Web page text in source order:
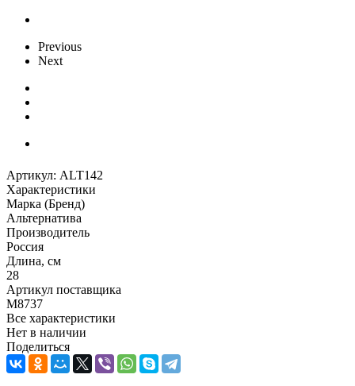
Previous
Next
Артикул: ALT142
Характеристики
Марка (Бренд)
Альтернатива
Производитель
Россия
Длина, см
28
Артикул поставщика
М8737
Все характеристики
Нет в наличии
Поделиться